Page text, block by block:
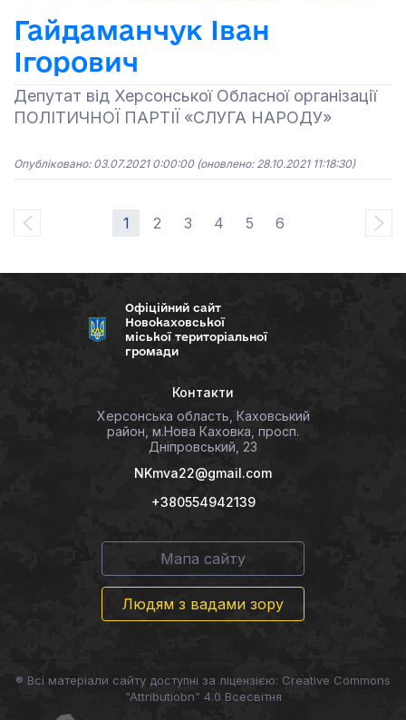
Гайдаманчук Іван
Ігорович
Депутат від Херсонської Обласної організації
ПОЛІТИЧНОЇ ПАРТІЇ «СЛУГА НАРОДУ»
Опубліковано: 03.07.2021 0:00:00 (оновлено: 28.10.2021 11:18:30)
1 2 3 4 5 6
Офіційний сайт
Новокаховської
міської територіальної
громади
Контакти
Херсонська область, Каховський
район, м.Нова Каховка, просп.
Дніпровський, 23
NKmva22@gmail.com
+380554942139
Мапа сайту
Людям з вадами зору
® Всі матеріали сайту доступні за ліцензією: Creative Commons
“Attributiobn” 4.0 Всесвітня